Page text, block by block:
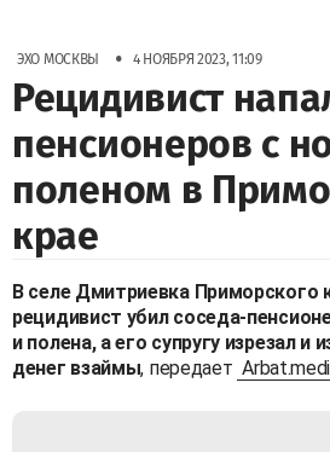
ЭХО МОСКВЫ • 4 НОЯБРЯ 2023, 11:09
Рецидивист
пенсионеров с
поленом в
крае
В селе Дмитриевка Приморского
рецидивист убил соседа-
и полена, а его супругу изрезал и
денег взаймы, передает